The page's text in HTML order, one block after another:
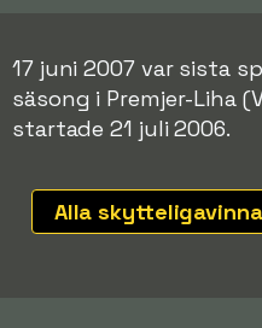
17 juni 2007 var sista
säsong i Premjer-Liha
startade 21 juli 2006.